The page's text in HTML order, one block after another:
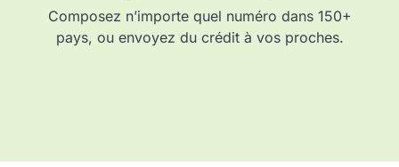
Composez n’importe quel numéro dans 150+
pays, ou envoyez du crédit à vos proches.